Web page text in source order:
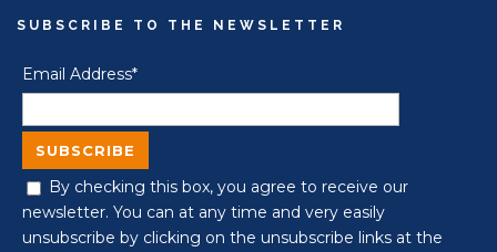
SUBSCRIBE TO THE NEWSLETTER
Email Address*
By checking this box, you agree to receive our
newsletter. You can at any time and very easily
unsubscribe by clicking on the unsubscribe links at the